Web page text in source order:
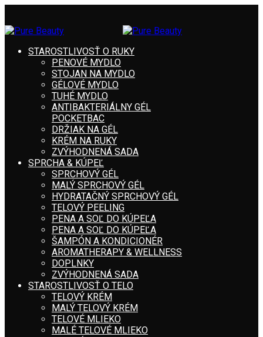
STAROSTLIVOSŤ O RUKY
PENOVÉ MYDLO
STOJAN NA MYDLO
GÉLOVÉ MYDLO
TUHÉ MYDLO
ANTIBAKTERIÁLNY GÉL
POCKETBAC
DRŽIAK NA GÉL
KRÉM NA RUKY
ZVÝHODNENÁ SADA
SPRCHA & KÚPEĽ
SPRCHOVÝ GÉL
MALÝ SPRCHOVÝ GÉL
HYDRATAČNÝ SPRCHOVÝ GÉL
TELOVÝ PEELING
PENA A SOĽ DO KÚPEĽA
PENA A SOĽ DO KÚPEĽA
ŠAMPÓN A KONDICIONÉR
AROMATHERAPY & WELLNESS
DOPLNKY
ZVÝHODNENÁ SADA
STAROSTLIVOSŤ O TELO
TELOVÝ KRÉM
MALÝ TELOVÝ KRÉM
TELOVÉ MLIEKO
MALÉ TELOVÉ MLIEKO